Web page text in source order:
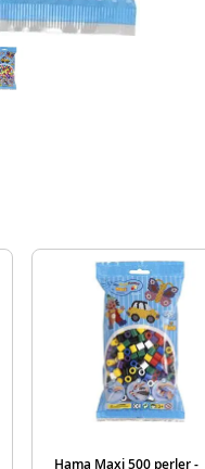
Hama Maxi 500 perler -